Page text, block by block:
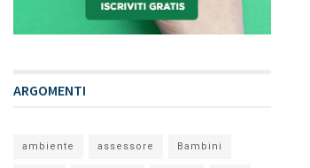
ARGOMENTI
ambiente assessore Bambini